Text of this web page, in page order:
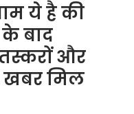
ये है की
बाद
तस्करों और
खबर मिल